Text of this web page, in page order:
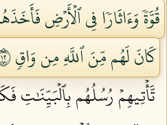
قُوَّةٗ وَءَاثَارٗا فِي ٱلۡأَرۡضِ
كَانَ لَهُم مِّنَ ٱللَّهِ مِن وَاقٖ ٢١
تَّأۡتِيهِمۡ رُسُلُهُم بِٱلۡبَيِّنَٰتِ